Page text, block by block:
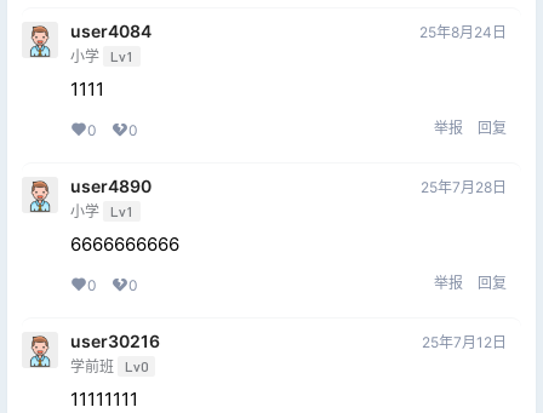
user4084
小学 Lv1
25年8月24日
1111
0 0 举报 回复
user4890
小学 Lv1
25年7月28日
6666666666
0 0 举报 回复
user30216
学前班 Lv0
25年7月12日
11111111